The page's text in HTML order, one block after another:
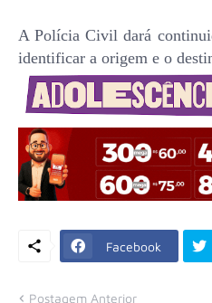
A Polícia Civil dará
identificar a origem e o
Facebook
Postagem Anterior